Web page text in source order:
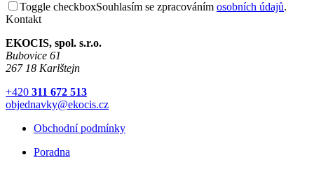
Toggle checkboxSouhlasím se zpracováním osobních údajů.
Kontakt
EKOCIS, spol. s.r.o.
Bubovice 61
267 18 Karlštejn
+420 311 672 513
objednavky@ekocis.cz
Obchodní podmínky
Poradna